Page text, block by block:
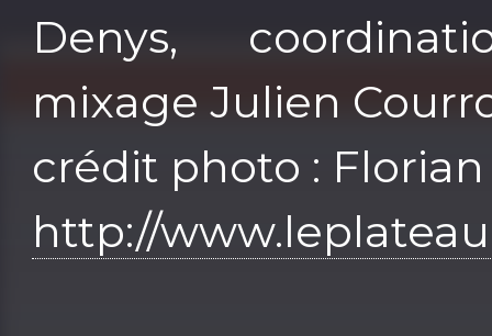
Denys,
mixage Julien
crédit photo :
http://